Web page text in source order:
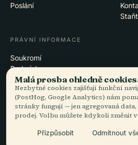
Poslání
PRÁVNÍ INFORMACE
Soukromí
Podmínky
Nastavení cookies
Smazat účet
© 2026 Audiala · Vzniká v Morges ve
EN · FR · DE · ES · IT · PT
Malá prosba ohledně
Nezbytné cookies zajišťují funkční
(PostHog, Google Analytics) nám
stránky fungují — jen agregovaná
prodej. Volbu můžete kdykoli změnit v
Přizpůsobit Odmítnout